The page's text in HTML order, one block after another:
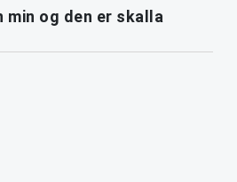
og den er skalla